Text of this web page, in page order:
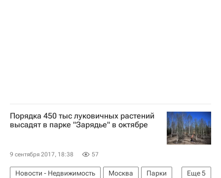
Порядка 450 тыс луковичных растений
высадят в парке "Зарядье" в октябре
9 сентября 2017, 18:38 57
Еще5
Новости - Недвижимость Москва
Парки